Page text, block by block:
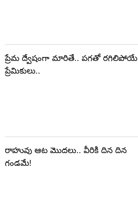
ప్రేమ ద్వేషంగా మారితే.. పగతో రగిలిపోయే
ప్రేమికులు..
రాహువు ఆట మొదలు.. వీరికి దిన దిన
గండమే!